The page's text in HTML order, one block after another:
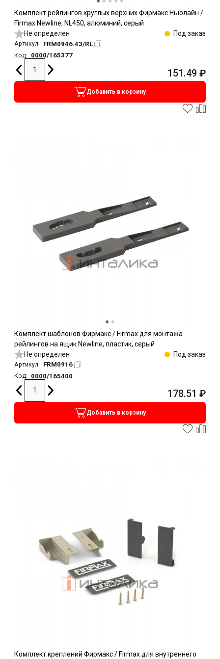
Комплект рейлингов круглых верхних Фирмакс Ньюлайн /
Firmax Newline, NL450, алюминий, серый
Не определен
Под заказ
Артикул: FRM0946.43/RL
Код: 0000/165377
151.49 ₽
Добавить в корзину
Комплект шаблонов Фирмакс / Firmax для монтажа
рейлингов на ящик Newline, пластик, серый
Не определен
Под заказ
Артикул: FRM0916
Код: 0000/165400
178.51 ₽
Добавить в корзину
Комплект креплений Фирмакс / Firmax для внутреннего